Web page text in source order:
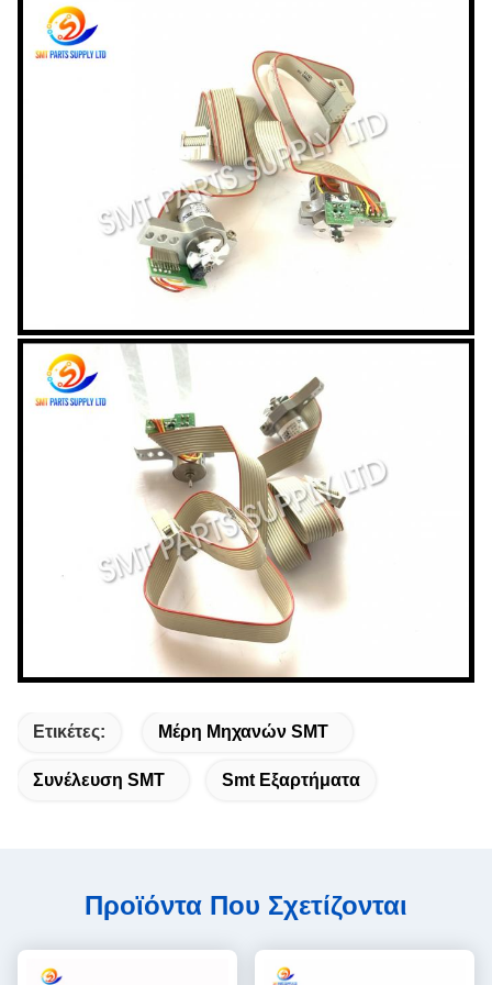
Ετικέτες: Μέρη Μηχανών SMT
Συνέλευση SMT Smt Εξαρτήματα
Προϊόντα Που Σχετίζονται